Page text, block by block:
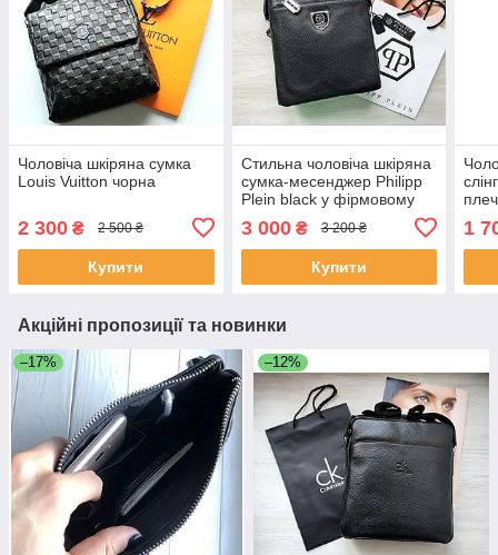
Чоловіча шкіряна сумка
Louis Vuitton чорна
2 300 ₴ 2 500 ₴
Купити
Стильна чоловіча шкіряна
сумка-месенджер Philipp
Plein black у фірмовому
3 000₴ 3 200 ₴
Купити
1
Акційні пропозиції та новинки
–17% –12%